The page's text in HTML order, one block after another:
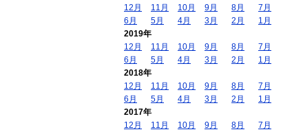
12月
11月 10月 9月 8月
7月
6月
5月 4月 3月 2月
1月
2019年
12月
11月 10月 9月 8月
7月
6月
5月 4月 3月 2月
1月
2018年
12月
11月 10月 9月 8月
7月
6月
5月 4月 3月 2月
1月
2017年
12月
11月 10月 9月 8月
7月